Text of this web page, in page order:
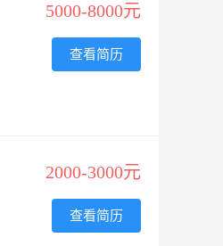
5000-8000元
查看简历
2000-3000元
查看简历